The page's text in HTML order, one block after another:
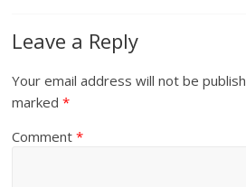
Leave a Reply
Your email address will not be
marked*
Comment*